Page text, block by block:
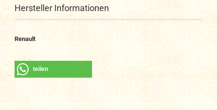
Hersteller Informationen
Renault
teilen